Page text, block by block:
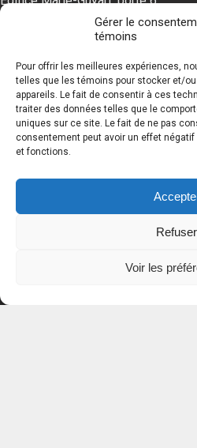
Gérer le
témoins
Pour offrir les meilleures expériences,
telles que les témoins pour stocker et/
appareils. Le fait de consentir à ces
traiter des données telles que le
uniques sur ce site. Le fait de ne pas
consentement peut avoir un effet
et fonctions.
Refuser
Voir les
C.P. 192, 611, av. Saint-Rédempteur
Matane (Québec) G4W 3N1
SUIVEZ-NOUS!